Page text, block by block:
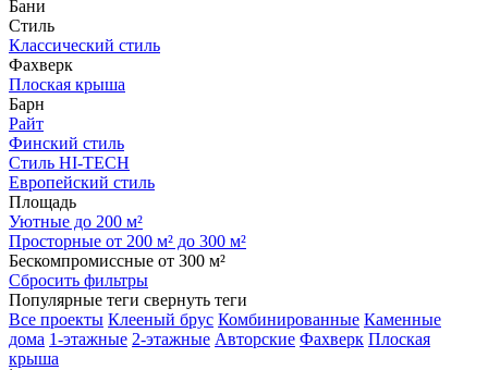
Бани
Стиль
Классический стиль
Фахверк
Плоская крыша
Барн
Райт
Финский стиль
Стиль HI-TECH
Европейский стиль
Площадь
Уютные до 200 м²
Просторные от 200 м² до 300 м²
Бескомпромиссные от 300 м²
Сбросить фильтры
Популярные теги свернуть теги
Все проекты Клееный брус Комбинированные Каменные
дома 1-этажные 2-этажные Авторские Фахверк Плоская
крыша